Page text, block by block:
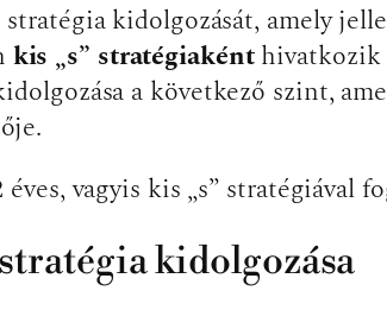
kidolgozását, amely
kis „s” stratégiakénthivatkozik
a következő szint,
vagyis kis „s” stratégiával
kidolgozása